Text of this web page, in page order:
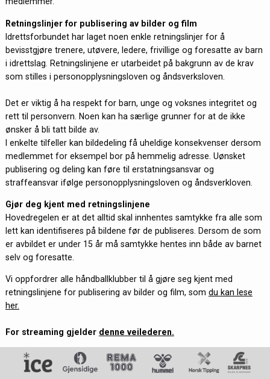
Retningslinjer for publisering av bilder og film
Idrettsforbundet har laget noen enkle retningslinjer for å
bevisstgjøre trenere, utøvere, ledere, frivillige og foresatte av barn
i idrettslag. Retningslinjene er utarbeidet på bakgrunn av de krav
som stilles i personopplysningsloven og åndsverksloven.
Det er viktig å ha respekt for barn, unge og voksnes integritet og
rett til personvern. Noen kan ha særlige grunner for at de ikke
ønsker å bli tatt bilde av.
I enkelte tilfeller kan bildedeling få uheldige konsekvenser dersom
medlemmet for eksempel bor på hemmelig adresse. Uønsket
publisering og deling kan føre til erstatningsansvar og
straffeansvar ifølge personopplysningsloven og åndsverkloven.
Gjør deg kjent med retningslinjene
Hovedregelen er at det alltid skal innhentes samtykke fra alle som
lett kan identifiseres på bildene før de publiseres. Dersom de som
er avbildet er under 15 år må samtykke hentes inn både av barnet
selv og foresatte.
Vi oppfordrer alle håndballklubber til å gjøre seg kjent med
retningslinjene for publisering av bilder og film, som du kan lese
her.
For streaming gjelder denne veilederen.